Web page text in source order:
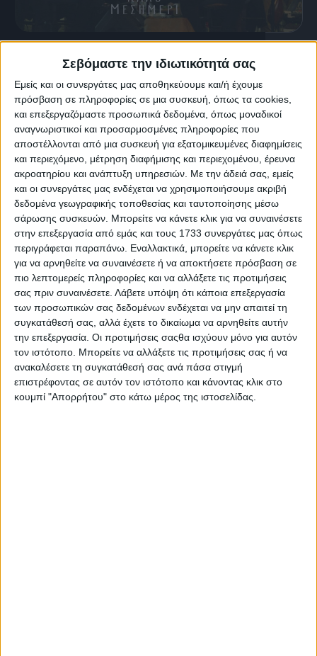
Σεβόμαστε την ιδιωτικότητά σας
Εμείς και οι συνεργάτες μας αποθηκεύουμε και/ή έχουμε
πρόσβαση σε πληροφορίες σε μια συσκευή, όπως τα cookies,
και επεξεργαζόμαστε προσωπικά δεδομένα, όπως μοναδικοί
αναγνωριστικοί και προσαρμοσμένες πληροφορίες που
αποστέλλονται από μια συσκευή για εξατομικευμένες διαφημίσεις
και περιεχόμενο, μέτρηση διαφήμισης και περιεχομένου, έρευνα
ακροατηρίου και ανάπτυξη υπηρεσιών. Με την άδειά σας, εμείς
και οι συνεργάτες μας ενδέχεται να χρησιμοποιήσουμε ακριβή
δεδομένα γεωγραφικής τοποθεσίας και ταυτοποίησης μέσω
σάρωσης συσκευών. Μπορείτε να κάνετε κλικ για να συναινέσετε
στην επεξεργασία από εμάς και τους 1733 συνεργάτες μας όπως
περιγράφεται παραπάνω. Εναλλακτικά, μπορείτε να κάνετε κλικ
για να αρνηθείτε να συναινέσετε ή να αποκτήσετε πρόσβαση σε
πιο λεπτομερείς πληροφορίες και να αλλάξετε τις προτιμήσεις
σας πριν συναινέσετε. Λάβετε υπόψη ότι κάποια επεξεργασία
των προσωπικών σας δεδομένων ενδέχεται να μην απαιτεί τη
συγκατάθεσή σας, αλλά έχετε το δικαίωμα να αρνηθείτε αυτήν
την επεξεργασία. Οι προτιμήσεις σαςθα ισχύουν μόνο για αυτόν
τον ιστότοπο. Μπορείτε να αλλάξετε τις προτιμήσεις σας ή να
ανακαλέσετε τη συγκατάθεσή σας ανά πάσα στιγμή
επιστρέφοντας σε αυτόν τον ιστότοπο και κάνοντας κλικ στο
κουμπί "Απορρήτου" στο κάτω μέρος της ιστοσελίδας.
Καλό Μεσημέρι | trailer 2025-26
17 Σεπτεμβρίου, 2024
Καλό Μεσημέρι | trailer 2024-25